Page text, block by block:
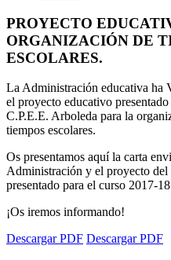
PROYECTO
ORGANIZACIÓN DE
ESCOLARES.
La Administración educativa
el proyecto educativo
C.P.E.E. Arboleda para la
tiempos escolares.
Os presentamos aquí la carta
Administración y el proyecto del
presentado para el curso 2017-
¡Os iremos informando!
Descargar PDF Descargar PDF